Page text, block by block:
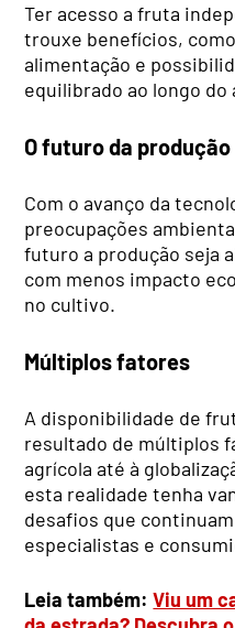
Ter acesso a fruta
trouxe benefícios,
alimentação e
equilibrado ao longo do
O futuro da
Com o avanço da
preocupações
futuro a produção seja
com menos impacto
no cultivo.
Múltiplos fatores
A disponibilidade de
resultado de múltiplos
agrícola até à
esta realidade tenha
desafios que
especialistas e
Leia também:Viu um